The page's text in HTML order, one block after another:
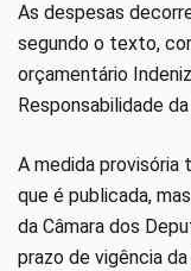
As despesas
segundo o texto,
orçamentário
Responsabilidade da
A medida provisória
que é publicada,
da Câmara dos
prazo de vigência